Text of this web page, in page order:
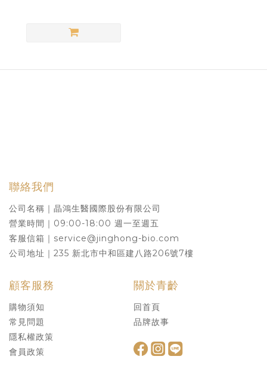
聯絡我們
公司名稱｜晶鴻生醫國際股份有限公司
營業時間｜09:00-18:00 週一至週五
客服信箱｜service@jinghong-bio.com
公司地址｜235 新北市中和區建八路206號7樓
顧客服務
購物須知
常見問題
隱私權政策
會員政策
關於青齡
回首頁
品牌故事